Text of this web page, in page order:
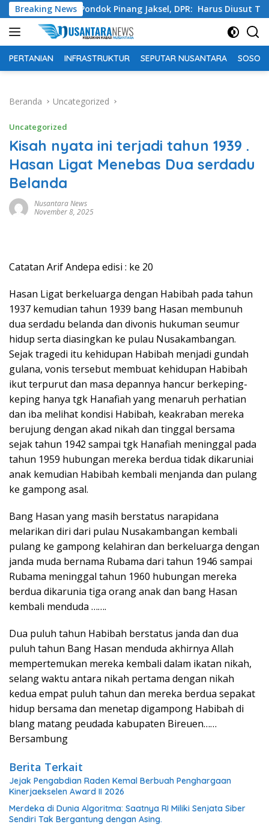
Langsung
ke
konten
Breaking News
Pondok Pinang Jaksel, DPR: Harus Diusut Tuntas
PERTANIAN INFRASTRUKTUR SEPUTAR NUSANTARA SOSOK
Beranda Uncategorized
Uncategorized
Kisah nyata ini terjadi tahun 1939 .
Hasan Ligat Menebas Dua serdadu
Belanda
Nusantara News
November 8, 2025
Catatan Arif Andepa edisi : ke 20
Hasan Ligat berkeluarga dengan Habibah pada tahun
1937 kemudian tahun 1939 bang Hasan membunuh
dua serdadu belanda dan divonis hukuman seumur
hidup serta diasingkan ke pulau Nusakambangan.
Sejak tragedi itu kehidupan Habibah menjadi gundah
gulana, vonis tersebut membuat kehidupan Habibah
ikut terpurut dan masa depannya hancur berkeping-
keping hanya tgk Hanafiah yang menaruh perhatian
dan iba melihat kondisi Habibah, keakraban mereka
berujung dengan akad nikah dan tinggal bersama
sejak tahun 1942 sampai tgk Hanafiah meninggal pada
tahun 1959 hubungan mereka berdua tidak dikaruniai
anak kemudian Habibah kembali menjanda dan pulang
ke gampong asal.
Bang Hasan yang masih berstatus narapidana
melarikan diri dari pulau Nusakambangan kembali
pulang ke gampong kelahiran dan berkeluarga dengan
janda muda bernama Rubama dari tahun 1946 sampai
Rubama meninggal tahun 1960 hubungan mereka
berdua dikarunia tiga orang anak dan bang Hasan
kembali menduda …….
Dua puluh tahun Habibah berstatus janda dan dua
puluh tahun Bang Hasan menduda akhirnya Allah
mempertemukan mereka kembali dalam ikatan nikah,
selang waktu antara nikah pertama dengan nikah
kedua empat puluh tahun dan mereka berdua sepakat
hidup bersama dan menetap digampong Habibah di
blang matang peudada kabupaten Bireuen……
Bersambung
Berita Terkait
Jejak Pengabdian Raden Kemal Berbuah Penghargaan
Kinerjaekselen Award II 2026
Merdeka di Dunia Algoritma: Saatnya RI Miliki Senjata Siber
Sendiri Tak Bergantung dengan Asing.